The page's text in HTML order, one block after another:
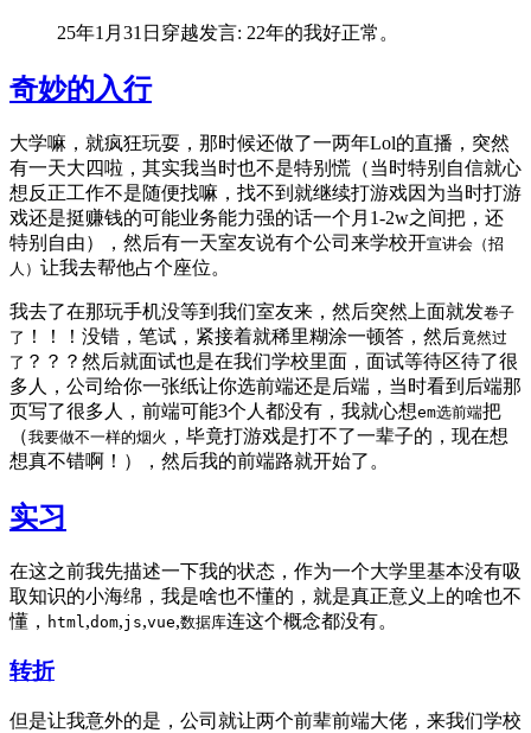
25年1月31日穿越发言: 22年的我好正常。
奇妙的入行
大学嘛，就疯狂玩耍，那时候还做了一两年Lol的直播，突然
有一天大四啦，其实我当时也不是特别慌（当时特别自信就心
想反正工作不是随便找嘛，找不到就继续打游戏因为当时打游
戏还是挺赚钱的可能业务能力强的话一个月1-2w之间把，还
特别自由），然后有一天室友说有个公司来学校开宣讲会（招
人） 让我去帮他占个座位。
我去了在那玩手机没等到我们室友来，然后突然上面就发卷子
了 ！！！没错，笔试，紧接着就稀里糊涂一顿答，然后竟然过
了 ？？？然后就面试也是在我们学校里面，面试等待区待了很
多人，公司给你一张纸让你选前端还是后端，当时看到后端那
页写了很多人，前端可能3个人都没有，我就心想em选前端把
（我要做不一样的烟火 ，毕竟打游戏是打不了一辈子的，现在想
想真不错啊！），然后我的前端路就开始了。
实习
在这之前我先描述一下我的状态，作为一个大学里基本没有吸
取知识的小海绵，我是啥也不懂的，就是真正意义上的啥也不
懂， html ,dom,js,vue,数据库连这个概念都没有。
转折
但是让我意外的是，公司就让两个前辈前端大佬，来我们学校